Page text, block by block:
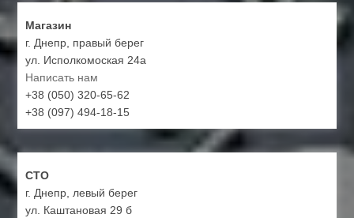
Магазин
г. Днепр, правый берег
ул. Исполкомоская 24а
Написать нам
+38 (050) 320-65-62
+38 (097) 494-18-15
СТО
г. Днепр, левый берег
ул. Каштановая 29 б